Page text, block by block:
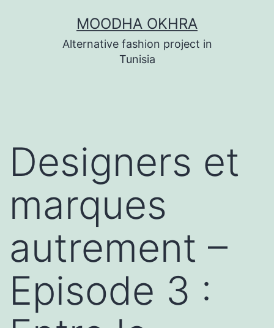
MOODHA OKHRA
Alternative fashion project in
Tunisia
Designers et
marques
autrement –
Episode 3 :